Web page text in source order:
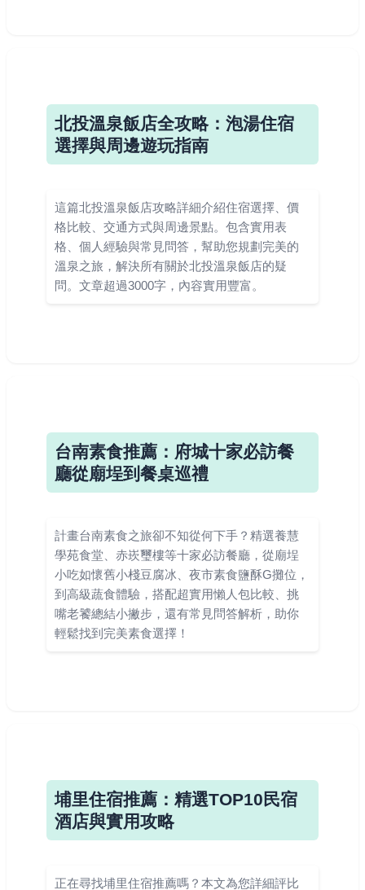
北投溫泉飯店全攻略：泡湯住宿
選擇與周邊遊玩指南
這篇北投溫泉飯店攻略詳細介紹住宿選擇、價
格比較、交通方式與周邊景點。包含實用表
格、個人經驗與常見問答，幫助您規劃完美的
溫泉之旅，解決所有關於北投溫泉飯店的疑
問。文章超過3000字，內容實用豐富。
台南素食推薦：府城十家必訪餐
廳從廟埕到餐桌巡禮
計畫台南素食之旅卻不知從何下手？精選養慧
學苑食堂、赤崁璽樓等十家必訪餐廳，從廟埕
小吃如懷舊小棧豆腐冰、夜市素食鹽酥G攤位，
到高級蔬食體驗，搭配超實用懶人包比較、挑
嘴老饕總結小撇步，還有常見問答解析，助你
輕鬆找到完美素食選擇！
埔里住宿推薦：精選TOP10民宿
酒店與實用攻略
正在尋找埔里住宿推薦嗎？本文為您詳細評比